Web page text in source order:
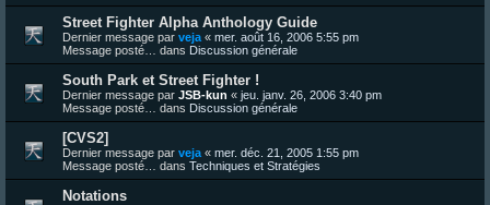
Street Fighter Alpha Anthology Guide
Dernier message par veja « mer. août 16, 2006 5:55 pm
Message posté… dans Discussion générale
South Park et Street Fighter !
Dernier message par JSB-kun « jeu. janv. 26, 2006 3:40 pm
Message posté… dans Discussion générale
[CVS2]
Dernier message par veja « mer. déc. 21, 2005 1:55 pm
Message posté… dans Techniques et Stratégies
Notations